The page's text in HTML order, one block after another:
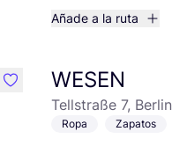
Añade a la ruta
like WESEN
Tellstraße 7, Berlin
Ropa Zapatos